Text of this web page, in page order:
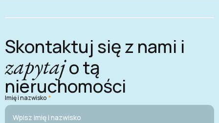
Skontaktuj się z nami i
zapytajo tą
nieruchomości
Imię i nazwisko *